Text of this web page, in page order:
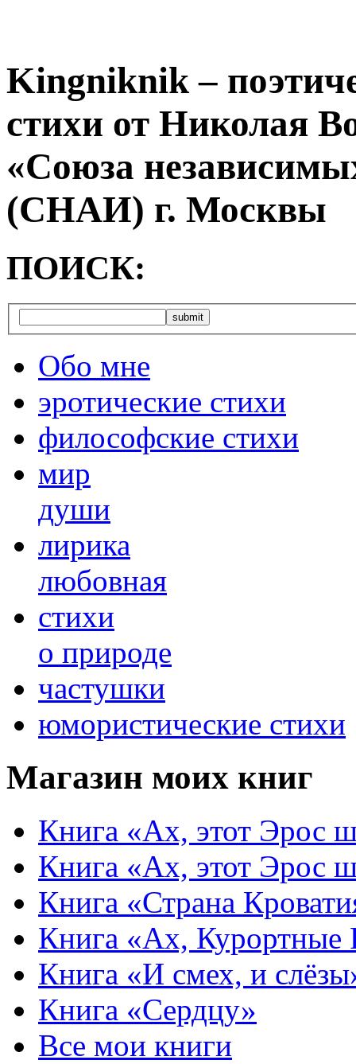
Kingniknik –
стихи от Николая
«Союза
(СНАИ) г. Москвы
ПОИСК:
Обо мне
эротические стихи
философские стихи
мир
души
лирика
любовная
cтихи
о природе
частушки
юмористические стихи
Магазин моих книг
Книга «Ах, этот Эрос
Книга «Ах, этот Эрос
Книга «Страна
Книга «Ах,
Книга «И смех, и
Книга «Сердцу»
Все мои книги